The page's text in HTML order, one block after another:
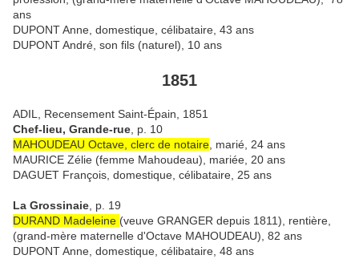
ans
DUPONT Anne, domestique, célibataire, 43 ans
DUPONT André, son fils (naturel), 10 ans
1851
ADIL, Recensement Saint-Épain, 1851
Chef-lieu, Grande-rue , p. 10
MAHOUDEAU Octave, clerc de notaire , marié, 24 ans
MAURICE Zélie (femme Mahoudeau), mariée, 20 ans
DAGUET François, domestique, célibataire, 25 ans
La Grossinaie , p. 19
DURAND Madeleine (veuve GRANGER depuis 1811), rentière,
(grand-mère maternelle d'Octave MAHOUDEAU), 82 ans
DUPONT Anne, domestique, célibataire, 48 ans